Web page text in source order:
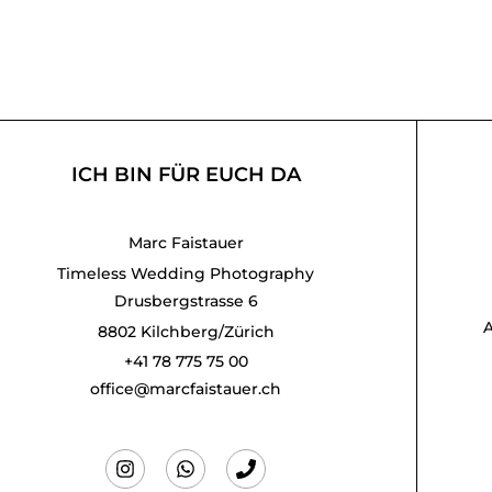
ICH BIN FÜR EUCH DA
Marc Faistauer
Timeless Wedding Photography
Drusbergstrasse 6
8802 Kilchberg/Zürich
+41 78 775 75 00
office@marcfaistauer.ch